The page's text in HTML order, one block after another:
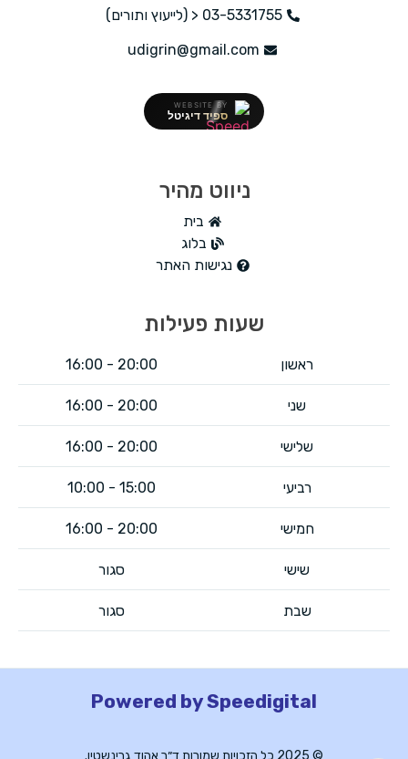
03-5331755 < (לייעוץ ותורים)
udigrin@gmail.com
WEBSITE BY
ספיד דיגיטל
ניווט מהיר
בית
בלוג
נגישות האתר
שעות פעילות
ראשון 20:00 - 16:00
שני 20:00 - 16:00​
שלישי 20:00 - 16:00
רביעי 15:00 - 10:00
חמישי 20:00 - 16:00​
שישי סגור
שבת סגור
Powered by Speedigital
© 2025 כל הזכויות שמורות ד״ר אהוד גרינשטין.